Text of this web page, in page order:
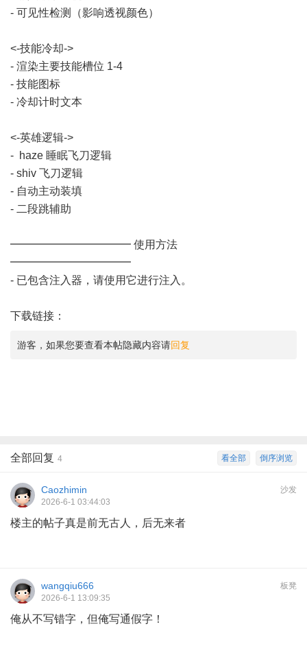
- 可见性检测（影响透视颜色）
<-技能冷却->
- 渲染主要技能槽位 1-4
- 技能图标
- 冷却计时文本
<-英雄逻辑->
- haze 睡眠飞刀逻辑
- shiv 飞刀逻辑
- 自动主动装填
- 二段跳辅助
━━━━━━━━━━━ 使用方法
━━━━━━━━━━━
- 已包含注入器，请使用它进行注入。
下载链接：
游客，如果您要查看本帖隐藏内容请回复
倒序浏览
看全部
全部回复 4
沙发
Caozhimin
2026-6-1 03:44:03
楼主的帖子真是前无古人，后无来者
板凳
wangqiu666
2026-6-1 13:09:35
俺从不写错字，但俺写通假字！